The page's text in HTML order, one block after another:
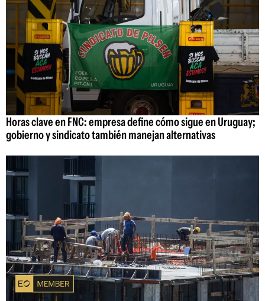
Horas clave en FNC: empresa define cómo sigue en Uruguay;
gobierno y sindicato también manejan alternativas